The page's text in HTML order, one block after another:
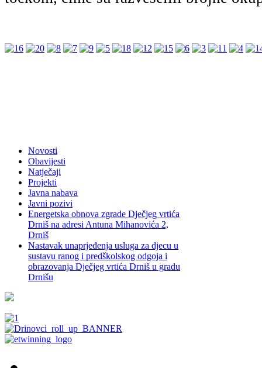
Novosti
Obavijesti
Natječaji
Projekti
Javna nabava
Javni pozivi
Energetska obnova zgrade Dječjeg vrtića
Drniš na adresi Antuna Mihanovića 2,
Drniš
Nastavak unaprjeđenja usluga za djecu u
sustavu ranog i predškolskog odgoja i
obrazovanja Dječjeg vrtića Drniš u gradu
Drnišu